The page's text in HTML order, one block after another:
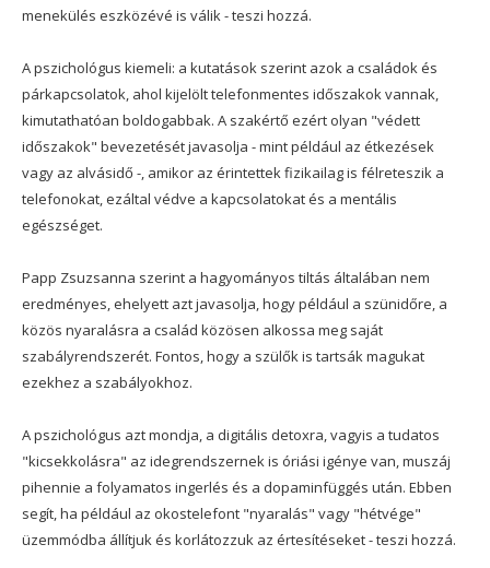
menekülés eszközévé is válik - teszi hozzá.
A pszichológus kiemeli: a kutatások szerint azok a családok és
párkapcsolatok, ahol kijelölt telefonmentes időszakok vannak,
kimutathatóan boldogabbak. A szakértő ezért olyan "védett
időszakok" bevezetését javasolja - mint például az étkezések
vagy az alvásidő -, amikor az érintettek fizikailag is félreteszik a
telefonokat, ezáltal védve a kapcsolatokat és a mentális
egészséget.
Papp Zsuzsanna szerint a hagyományos tiltás általában nem
eredményes, ehelyett azt javasolja, hogy például a szünidőre, a
közös nyaralásra a család közösen alkossa meg saját
szabályrendszerét. Fontos, hogy a szülők is tartsák magukat
ezekhez a szabályokhoz.
A pszichológus azt mondja, a digitális detoxra, vagyis a tudatos
"kicsekkolásra" az idegrendszernek is óriási igénye van, muszáj
pihennie a folyamatos ingerlés és a dopaminfüggés után. Ebben
segít, ha például az okostelefont "nyaralás" vagy "hétvége"
üzemmódba állítjuk és korlátozzuk az értesítéseket - teszi hozzá.